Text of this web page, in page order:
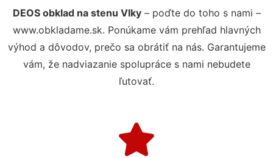
DEOS obklad na stenu Vlky– poďte do toho s nami –
www.obkladame.sk. Ponúkame vám prehľad hlavných
výhod a dôvodov, prečo sa obrátiť na nás. Garantujeme
vám, že nadviazanie spolupráce s nami nebudete
ľutovať.